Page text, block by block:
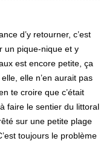
d’y retourner, c’est
un pique-nique et y
est encore petite, ça
elle n’en aurait pas
te croire que c’était
faire le sentier du littoral
sur une petite plage
toujours le problème